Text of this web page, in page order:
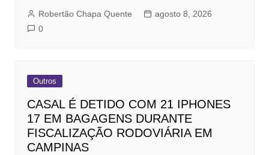
Robertão Chapa Quente
agosto 8, 2026
0
Outros
CASAL É DETIDO COM 21 IPHONES
17 EM BAGAGENS DURANTE
FISCALIZAÇÃO RODOVIÁRIA EM
CAMPINAS